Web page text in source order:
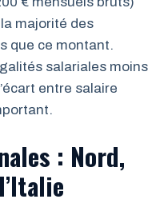
majorité des
que ce montant.
salariales moins
entre salaire
: Nord,